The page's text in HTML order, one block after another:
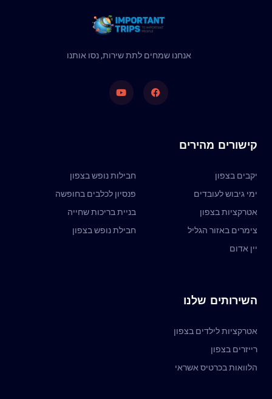
אנחנו שמחים לתת שירות, נסו אותנו
קישורים מהירים
יקבים בצפון
ימי גיבוש לעובדים
אטרקציות בצפון
צימרים באזור הגליל
יין אדום
חבילות נופש בצפון
פנסיון לכלבים בחופשה
בניית בריכות שחייה
חבילת נופש בצפון
השירותים שלנו
אטרקציות לילדים בצפון
רייזרים בצפון
הלוואות בכרטיס אשראי